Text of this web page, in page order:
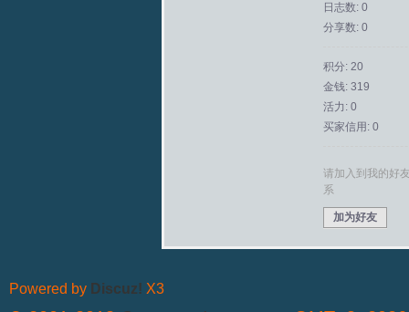
日志数: 0
分享数: 0
积分: 20
金钱: 319
活力: 0
买家信用: 0
请加入到我的好
系
加为好友
Powered by Discuz! X3